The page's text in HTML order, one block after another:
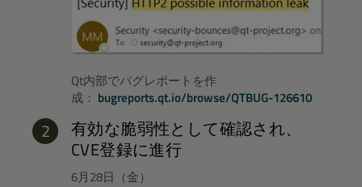
Qt内部でバグレポートを作
成： bugreports.qt.io/browse/QTBUG-126610
有効な脆弱性として確認され、
CVE登録に進行
6月28日（金）